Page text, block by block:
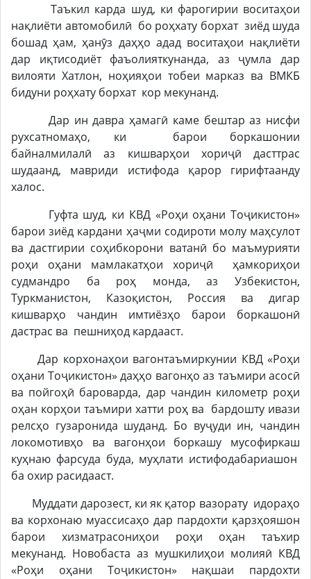
Таъкил карда шуд, ки фарогирии воситаҳои
нақлиёти автомобилӣ бо роҳхату борхат зиёд шуда
бошад ҳам, ҳанӯз даҳҳо адад воситаҳои нақлиёти
дар иқтисодиёт фаъолияткунанда, аз ҷумла дар
вилояти Хатлон, ноҳияҳои тобеи марказ ва ВМКБ
бидуни роҳхату борхат кор мекунанд.
Дар ин давра ҳамагӣ каме бештар аз нисфи
рухсатномаҳо, ки барои боркашонии
байналмилалӣ аз кишварҳои хориҷӣ дасттрас
шудаанд, мавриди истифода қарор гирифтаанду
халос.
Гуфта шуд, ки КВД «Роҳи оҳани Тоҷикистон»
барои зиёд кардани ҳаҷми содироти молу маҳсулот
ва дастгирии соҳибкорони ватанӣ бо маъмурияти
роҳи оҳани мамлакатҳои хориҷӣ ҳамкориҳои
судмандро ба роҳ монда, аз Узбекистон,
Туркманистон, Казоқистон, Россия ва дигар
кишварҳо чандин имтиёзҳо барои боркашонӣ
дастрас ва пешниҳод кардааст.
Дар корхонаҳои вагонтаъмиркунии КВД «Роҳи
оҳани Тоҷикистон» даҳҳо вагонҳо аз таъмири асосӣ
ва пойгоҳӣ бароварда, дар чандин километр роҳи
оҳан корҳои таъмири хатти роҳ ва бардошту ивази
релсҳо гузаронида шуданд. Бо вуҷуди ин, чандин
локомотивҳо ва вагонҳои боркашу мусофиркаш
куҳнаю фарсуда буда, муҳлати истифодабариашон
ба охир расидааст.
Муддати дарозест, ки як қатор вазорату идораҳо
ва корхонаю муассисаҳо дар пардохти қарзҳояшон
барои хизматрасониҳои роҳи оҳан таъхир
мекунанд. Новобаста аз мушкилиҳои молияӣ КВД
«Роҳи оҳани Тоҷикистон» нақшаи пардохти